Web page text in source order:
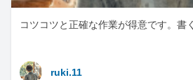
コツコツと正確な作業が得意です。書
ruki.11